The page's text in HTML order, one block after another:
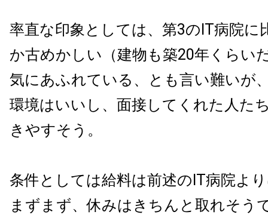
率直な印象としては、第3のIT病院に
か古めかしい（建物も築20年くらい
気にあふれている、とも言い難いが
環境はいいし、面接してくれた人た
きやすそう。
条件としては給料は前述のIT病院よ
まずまず、休みはきちんと取れそう